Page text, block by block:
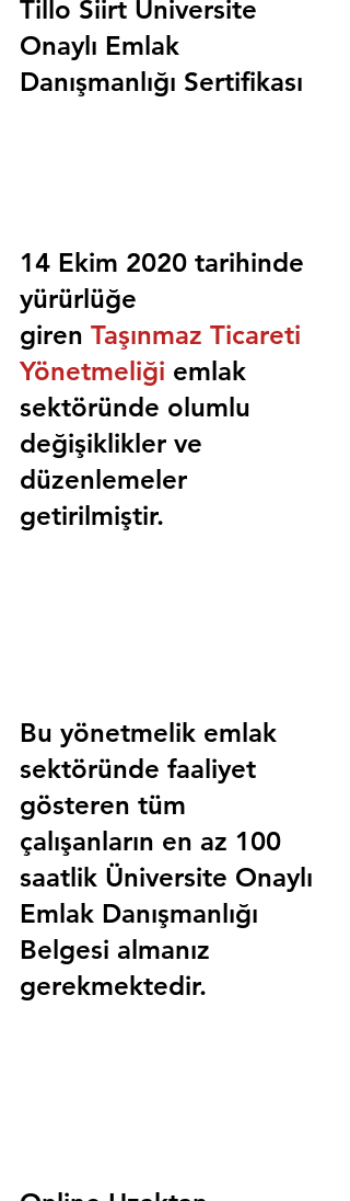
Tillo Siirt Üniversite
Onaylı Emlak
Danışmanlığı Sertifikası
14 Ekim 2020 tarihinde
yürürlüğe
giren Taşınmaz Ticareti
Yönetmeliği emlak
sektöründe olumlu
değişiklikler ve
düzenlemeler
getirilmiştir.
Bu yönetmelik emlak
sektöründe faaliyet
gösteren tüm
çalışanların en az 100
saatlik Üniversite Onaylı
Emlak Danışmanlığı
Belgesi almanız
gerekmektedir.